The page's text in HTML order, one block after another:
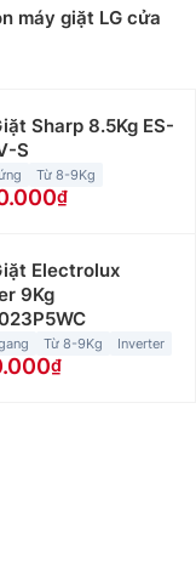
máy giặt LG cửa
Sharp 8.5Kg ES-
S
Từ 8-9Kg
Electrolux
9Kg
Từ 8-9Kg Inverter